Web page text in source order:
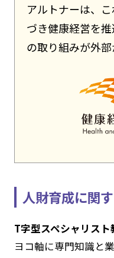
アルトナーは、
づき健康経営を
の取り組みが外部
人財育成に関
T字型スペシャリスト
ヨコ軸に専門知識と